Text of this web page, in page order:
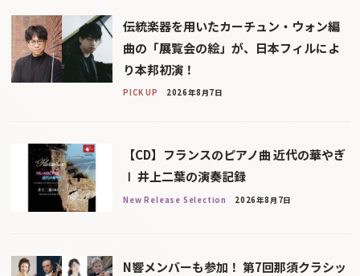
伝統楽器を用いたカーチュン・ウォン編
曲の「展覧会の絵」が、日本フィルによ
り本邦初演！
PICK UP 2026年8月7日
【CD】フランスのピアノ曲 近代の華やぎ
Ⅰ 井上二葉の演奏記録
New Release Selection 2026年8月7日
N響メンバーも参加！ 第7回那須クラシッ